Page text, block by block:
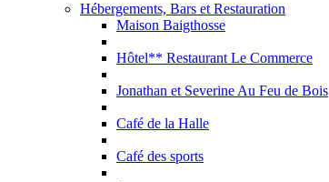
Hébergements, Bars et Restauration
Maison Baigthosse
Hôtel** Restaurant Le Commerce
Jonathan et Severine Au Feu de Bois
Café de la Halle
Café des sports